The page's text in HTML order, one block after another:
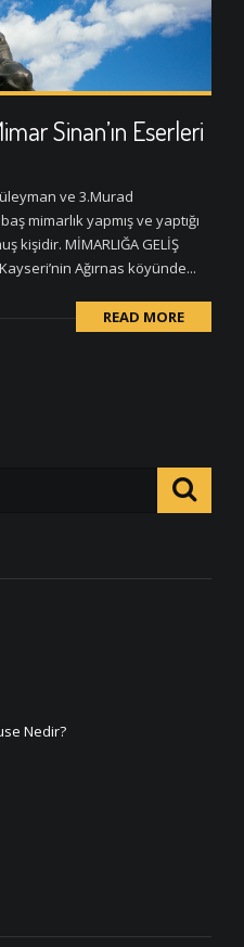
Sinan’ın Eserleri
ve 3.Murad
mimarlık yapmış ve yaptığı
kişidir. MİMARLIĞA GELİŞ
Ağırnas köyünde...
READ MORE
Nedir?